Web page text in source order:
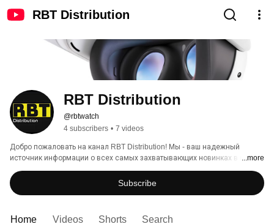
RBT Distribution
RBT Distribution
@rbtwatch
4 subscribers • 7 videos
Добро пожаловать на канал RBT Distribution! Мы - ваш надежный
источник информации о всех самых захватывающих новинках в мире
виртуальной реальности. Если вы увлечены VR, а также хотите быть в
курсе последних трендов в VR-играх и развлечениях, то вы попали по
адресу!
...more
Subscribe
Home Videos Shorts Search